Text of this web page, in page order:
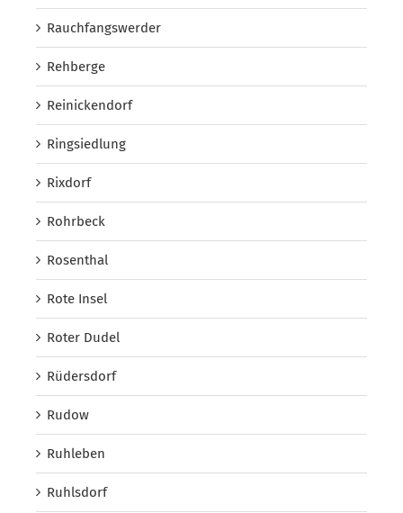
Rauchfangswerder
Rehberge
Reinickendorf
Ringsiedlung
Rixdorf
Rohrbeck
Rosenthal
Rote Insel
Roter Dudel
Rüdersdorf
Rudow
Ruhleben
Ruhlsdorf